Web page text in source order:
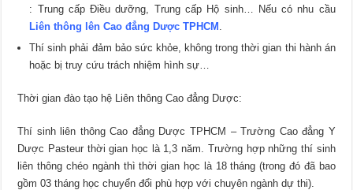
: Trung cấp Điều dưỡng, Trung cấp Hộ sinh… Nếu có nhu cầu
Liên thông lên Cao đẳng Dược TPHCM
Thí sinh phải đảm bảo sức khỏe, không trong thời gian thi hành án
hoặc bị truy cứu trách nhiệm hình sự…
Thời gian đào tạo hệ Liên thông Cao đẳng Dược:
Thí sinh liên thông Cao đẳng Dược TPHCM – Trường Cao đẳng Y
Dược Pasteur thời gian học là 1,3 năm. Trường hợp những thí sinh
liên thông chéo ngành thì thời gian học là 18 tháng (trong đó đã bao
gồm 03 tháng học chuyển đổi phù hợp với chuyên ngành dự thi).